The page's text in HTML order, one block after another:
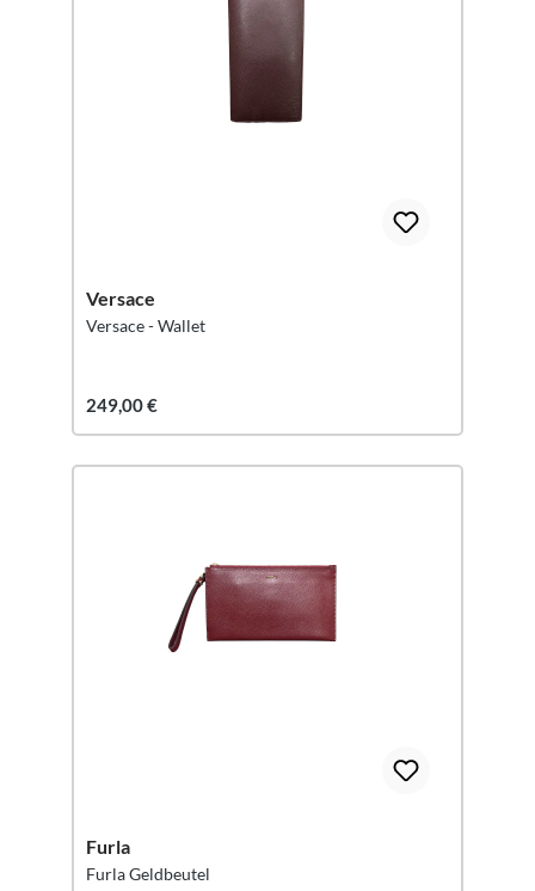
Versace
Versace - Wallet
249,00 €
Furla
Furla Geldbeutel